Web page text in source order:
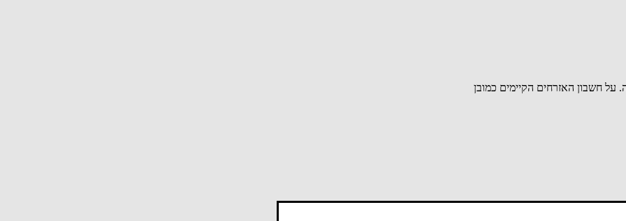
על חשבון האזרחים הקיימים כמובן